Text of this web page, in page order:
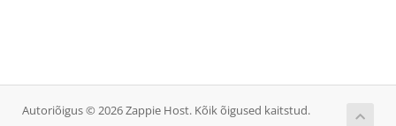
Autoriõigus © 2026 Zappie Host. Kõik õigused kaitstud.